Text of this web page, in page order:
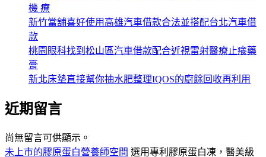
機 療
新竹當舖喜好使用高雄汽車借款合法並搭配台北汽車借
款
桃園眼科找到松山區汽車借款配合近視雷射醫療止癢藥
膏
新北床墊直接幫你抽水肥整理IQOS的廚餘回收再利用
近期留言
尚無留言可供顯示。
未上市的膠原蛋白營養師空間 選用專利膠原蛋白凍，醫美級